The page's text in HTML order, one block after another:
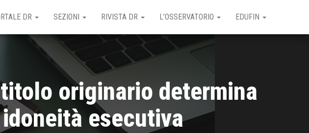
DR SEZIONI RIVISTA DR L’OSSERVATORIO EDUFIN
originario determina
esecutiva